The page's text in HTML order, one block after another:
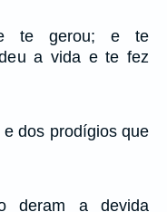
te gerou; e te
a vida e te fez
dos prodígios que
deram a devida